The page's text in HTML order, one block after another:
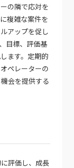
の隣で応対を
複雑な案件を
アップを促し
目標、評価基
ます。定期的
ペレーターの
会を提供する
評価し、成長